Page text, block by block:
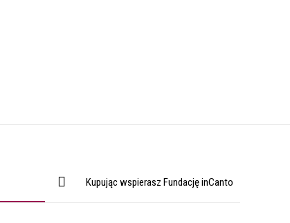
Kupując wspierasz Fundację inCanto